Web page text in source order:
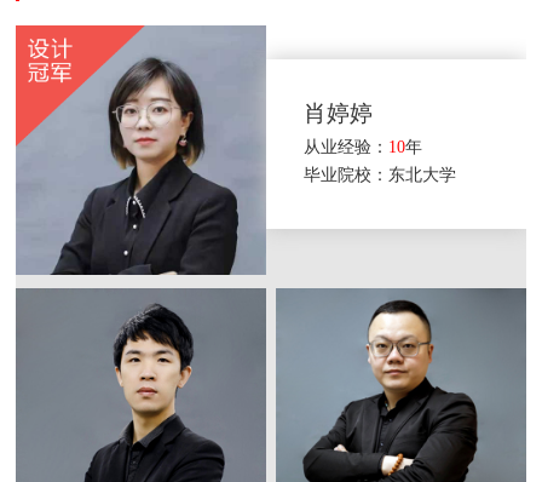
肖婷婷
从业经验： 10年
毕业院校：东北大学